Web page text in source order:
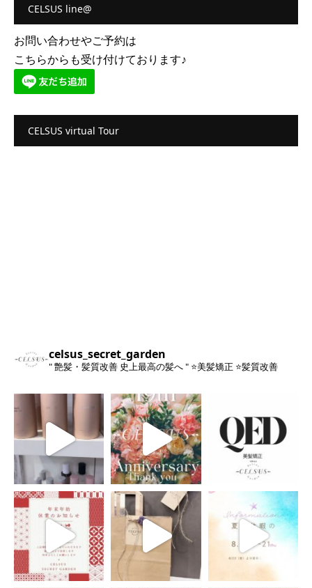
CELSUS line@
お問い合わせやご予約は
こちらからも受け付けております♪
CELSUS virtual Tour
celsus_secret_garden
" 艶髪・髪質改善 史上最高の髪へ " ⭐️美髪矯正 ⭐️髪質改善